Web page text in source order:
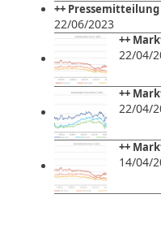
++
22/06/2023
++
22/04/
++
22/04/
++
14/04/